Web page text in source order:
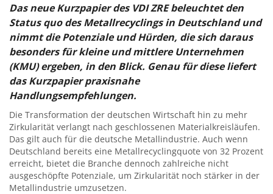
Das neue Kurzpapier des VDI ZRE beleuchtet den
Status quo des Metallrecyclings in Deutschland und
nimmt die Potenziale und Hürden, die sich daraus
besonders für kleine und mittlere Unternehmen
(KMU) ergeben, in den Blick. Genau für diese liefert
das Kurzpapier praxisnahe
Handlungsempfehlungen.
Die Transformation der deutschen Wirtschaft hin zu mehr
Zirkularität verlangt nach geschlossenen Materialkreisläufen.
Das gilt auch für die deutsche Metallindustrie. Auch wenn
Deutschland bereits eine Metallrecyclingquote von 32 Prozent
erreicht, bietet die Branche dennoch zahlreiche nicht
ausgeschöpfte Potenziale, um Zirkularität noch stärker in der
Metallindustrie umzusetzen.